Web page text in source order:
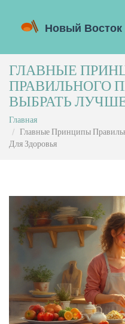
ГЛАВНЫЕ
ПРАВИЛЬНОГО
ВЫБРАТЬ
Главная
Главные Принципы
Для Здоровья